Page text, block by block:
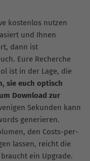
kostenlos nutzen
und Ihnen
dann ist
Eure Recherche
ist in der Lage, die
sie euch optisch
Download zur
Sekunden kann
generieren.
den Costs-per-
lassen, reicht die
ein Upgrade.